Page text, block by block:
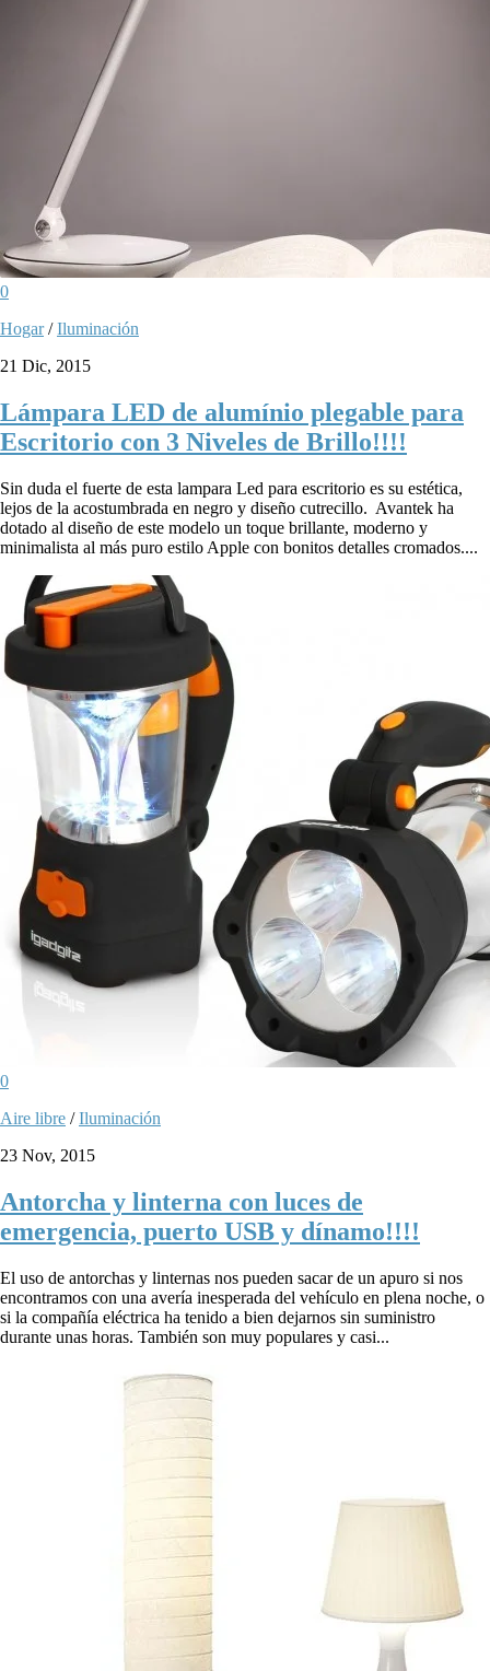
0
Hogar/Iluminación
21 Dic, 2015
Lámpara LED de alumínio plegable para
Escritorio con 3 Niveles de Brillo!!!!
Sin duda el fuerte de esta lampara Led para escritorio es su estética,
lejos de la acostumbrada en negro y diseño cutrecillo. Avantek ha
dotado al diseño de este modelo un toque brillante, moderno y
minimalista al más puro estilo Apple con bonitos detalles cromados....
0
Aire libre /Iluminación
23 Nov, 2015
Antorcha y linterna con luces de
emergencia, puerto USB y dínamo!!!!
El uso de antorchas y linternas nos pueden sacar de un apuro si nos
encontramos con una avería inesperada del vehículo en plena noche, o
si la compañía eléctrica ha tenido a bien dejarnos sin suministro
durante unas horas. También son muy populares y casi...